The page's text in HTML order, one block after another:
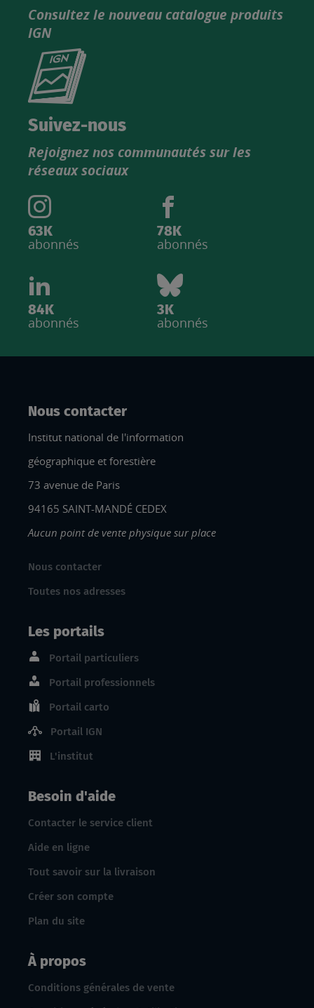
Consultez le nouveau catalogue produits
IGN
Consultez
catalogue
Suivez-nous
Rejoignez nos communautés sur les
réseaux sociaux
63K
abonnés
78K
abonnés
84K
abonnés
3K
abonnés
Nous contacter
Institut national de l'information
géographique et forestière
73 avenue de Paris
94165 SAINT-MANDÉ CEDEX
Aucun point de vente physique sur place
Nous contacter
Toutes nos adresses
Les portails
Portail particuliers
Portail professionnels
Portail carto
Portail IGN
L'institut
Besoin d'aide
Contacter le service client
Aide en ligne
Tout savoir sur la livraison
Créer son compte
Plan du site
À propos
Conditions générales de vente